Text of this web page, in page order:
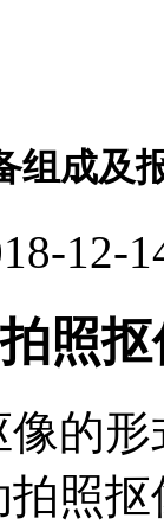
组成及
12-
照抠
的
照